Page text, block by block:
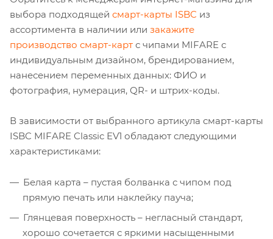
выбора подходящей смарт-карты ISBC из
ассортимента в наличии или закажите
производство смарт-карт с чипами MIFARE с
индивидуальным дизайном, брендированием,
нанесением переменных данных: ФИО и
фотография, нумерация, QR- и штрих-коды.
В зависимости от выбранного артикула смарт-карты
ISBC MIFARE Classic EV1 обладают следующими
характеристиками:
Белая карта – пустая болванка с чипом под
прямую печать или наклейку пауча;
Глянцевая поверхность – негласный стандарт,
хорошо сочетается с яркими насыщенными